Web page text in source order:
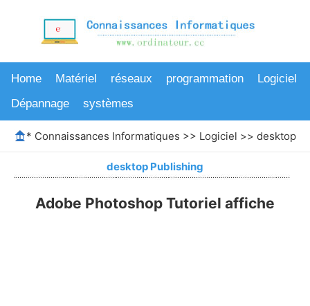
Home Matériel réseaux programmation
Logiciel
Dépannage
systèmes
* Connaissances Informatiques >> Logiciel >> desktop
desktop Publishing
Adobe Photoshop Tutoriel affiche